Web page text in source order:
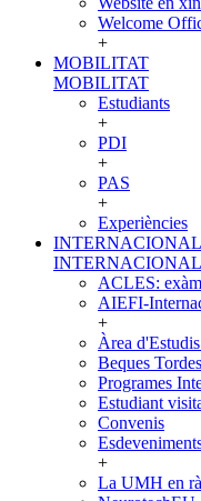
Welcome
+
MOBILITAT
MOBILITAT
Estudiants
+
PDI
+
PAS
+
Experiències
ACLES:
AIEFI-
+
Àrea
Beques
Programes
Estudiant
Convenis
+
La UMH en